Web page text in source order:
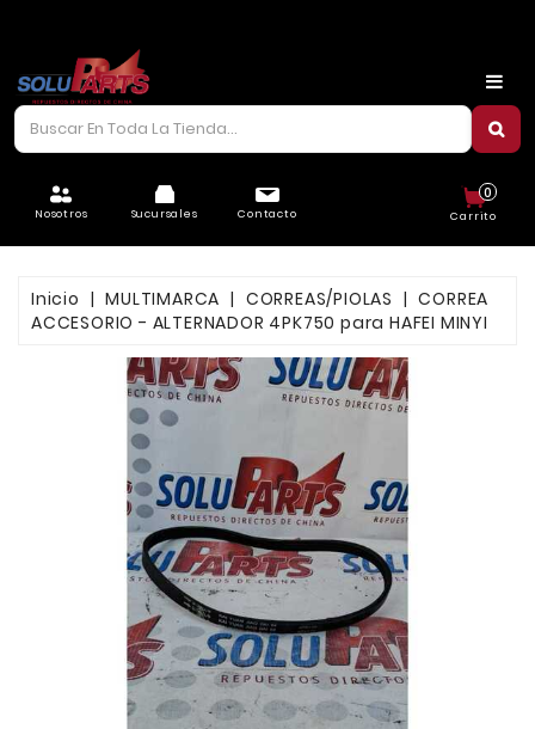
Nosotros Sucursales Contacto Carrito
0
CARROCERÍA
ELÉCTRICO
FRENOS
LUBRICANTES
REFRIGERACIÓN
SUSPENSIÓN
Inicio MULTIMARCA CORREAS/PIOLAS
CORREA
ACCESORIO - ALTERNADOR 4PK750 para HAFEI MINYI